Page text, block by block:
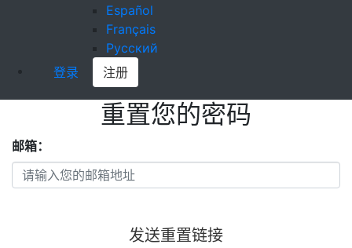
Español
Français
Русский
登录
注册
重置您的密码
邮箱：
发送重置链接